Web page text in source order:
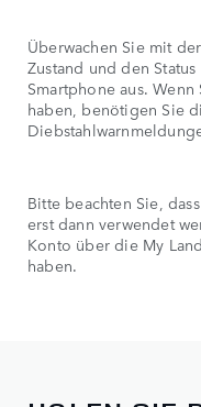
Überwachen Sie mit
Zustand und den
Smartphone aus.
haben, benötigen Sie
Bitte beachten Sie,
erst dann verwendet
Konto über die My
haben.